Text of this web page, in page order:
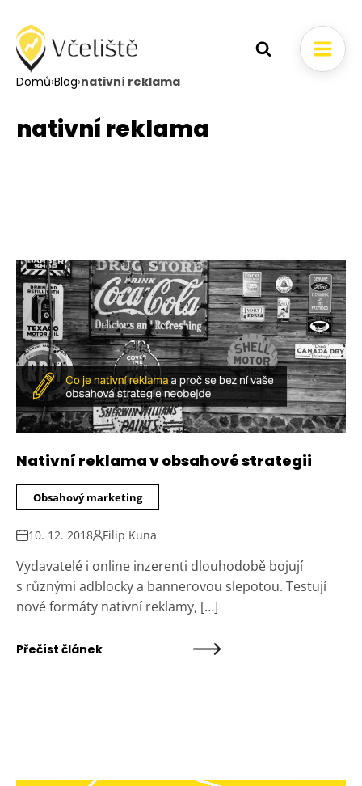
Domů›Blog›nativní reklama
nativní reklama
Nativní reklama v obsahové strategii
Obsahový marketing
10. 12. 2018 Filip Kuna
Vydavatelé i online inzerenti dlouhodobě bojují
s různými adblocky a bannerovou slepotou. Testují
nové formáty nativní reklamy, […]
Přečíst článek